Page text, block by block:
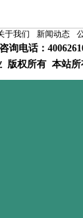
于我们 新闻动态
询电话：
版权所有 本站